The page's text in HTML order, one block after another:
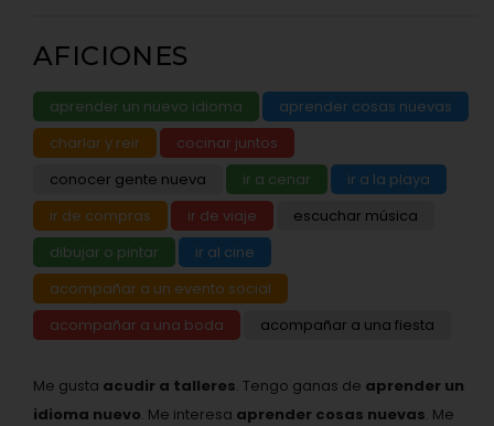
AFICIONES
aprender un nuevo idioma
aprender cosas nuevas
charlar y reir
cocinar juntos
conocer gente nueva
ir a cenar
ir a la playa
ir de compras
ir de viaje
escuchar música
dibujar o pintar
ir al cine
acompañar a un evento social
acompañar a una boda
acompañar a una fiesta
Me gusta acudir a talleres. Tengo ganas de aprender un
idioma nuevo. Me interesa aprender cosas nuevas. Me